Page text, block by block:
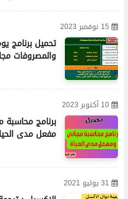
15 نوفمبر 2023
تحميل برنامج
والمصروفات مجانى
10 أكتوبر 2023
برنامج
مفعل مدى
31 يوليو 2021